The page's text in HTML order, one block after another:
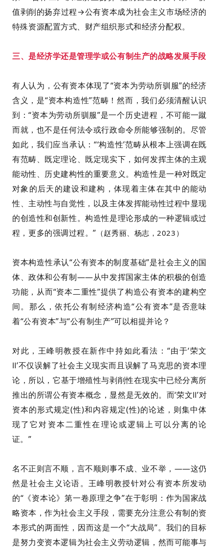
值剥削的扬弃过程→公有资本成为社会主义市场经济的
特殊资源配置方式、财产组织形式和经济分配权。
三、是经济学还是管理学或公有制生产的战略发展手段
有人认为，公有资本体现了“资本为劳动所驯服”的经济
含义， 是“资本构造性”范畴！然而，我们必须清醒认识
到：“资本为劳动所驯服”是一个历史进程，不可能一蹴
而就，也不是任何法令或行政命令所能够强制的。 尽管
如此，我们应当承认：“‘构造性’范畴从根本上强调在既
有范畴、既定理论、既定现实下，如何发挥主体的主观
能动性、历史建构性的重要意义。构造性是一种对既定
对象的后天的建设和建构，体现着主体在其中的能动
性、主动性与自觉性，以及主体发挥能动性过程中显现
的创造性和创新性。构造性是理论形成的一种逻辑或过
程，更多的强调过程。” （赵秀丽、杨志， 2023 ）
资本构造性承认“公有资本的制度基础”是社会主义的国
体、政体和公有制——从中发挥国家主体的积极的创造
功能，从而“资本二重性”提供了构造公有资本的建构空
间。 那么，依托公有制经济构造“公有资本”是否意味
着“公有资本”与“公有制生产”可以相提并论？
对此， 王峰明教授在新作中持如此看法： “由于‘荣文
Ⅱ’不仅误解了社会主义现实而且误解了马克思的资本理
论 ， 所以 ， 它基于增殖性与剥削性在现实中已经分离所
推出的所谓公有资本概念 ， 显然是无效的。而‘荣文Ⅱ’对
资本的形式规定(性)和内容规定(性)的论述 ， 则集中体
现了它对资本二重性在理论或逻辑上可以分离的论
证。”
名不正则言不顺 ， 言不顺则事不成、业不举，——这仍
然是社会主义论语。王峰明教授针对公有资本所发动
的“《资本论》第一卷原理之争”在于彰明：作为国家战
略资本，作为社会主义手段，需要充分注意公有制的资
本形式的两面性，因而这是一个“大战局”。 我们的目标
是努力变资本逻辑为社会主义劳动逻辑，然而可能事与